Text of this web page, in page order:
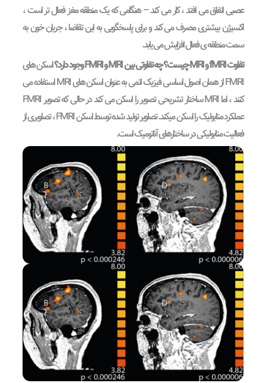
عصبی اتفاق می افتد ، کار می کند – هنگامی که یک منطقه مغز فعال تر است ،
اکسیژن بیشتری مصرف می کند و برای پاسخگویی به این تقاضا ، جریان خون به
سمت منطقه ی فعال افزایش می یابد.
تفاوت fMRI و MRI چیست؟ چه تفاوتی بین MRI و FMRI وجود دارد؟
اسکن های
FMRI از همان اصول اساسی فیزیک اتمی به عنوان اسکن های MRI استفاده می
کنند ، اما MRI ساختار تشریحی تصویر را اسکن می کند در حالی که تصویر FMRI
عملکرد متابولیک را اسکن میکند. تصاویر تولید شده توسط اسکن FMRI ، تصاویری از
فعالیت متابولیکی در ساختارهای آناتومیک است.